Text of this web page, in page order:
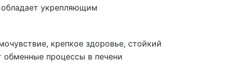
укрепляющим
крепкое здоровье, стойкий
обменные процессы в печени